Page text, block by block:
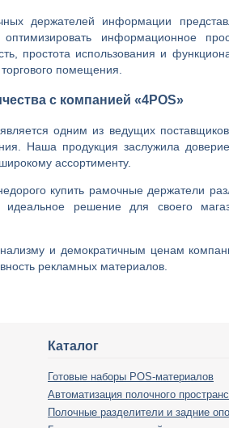
держателей информации
информационное
простота использования и
помещения.
с компанией «4POS»
одним из ведущих
Наша продукция заслужила
ассортименту.
купить рамочные держатели
идеальное решение для своего
и демократичным ценам
рекламных материалов.
Каталог
Готовые наборы POS-материалов
Автоматизация полочного
Полочные разделители и задние